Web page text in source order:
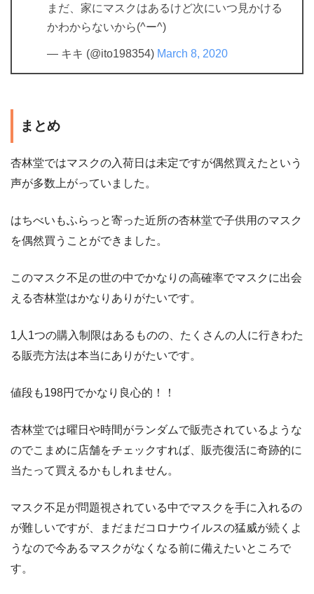
まだ、家にマスクはあるけど次にいつ見かける
かわからないから(^ー^)
— キキ (@ito198354) March 8, 2020
まとめ
杏林堂ではマスクの入荷日は未定ですが偶然買えたという
声が多数上がっていました。
はちべいもふらっと寄った近所の杏林堂で子供用のマスク
を偶然買うことができました。
このマスク不足の世の中でかなりの高確率でマスクに出会
える杏林堂はかなりありがたいです。
1人1つの購入制限はあるものの、たくさんの人に行きわた
る販売方法は本当にありがたいです。
値段も198円でかなり良心的！！
杏林堂では曜日や時間がランダムで販売されているような
のでこまめに店舗をチェックすれば、販売復活に奇跡的に
当たって買えるかもしれません。
マスク不足が問題視されている中でマスクを手に入れるの
が難しいですが、まだまだコロナウイルスの猛威が続くよ
うなので今あるマスクがなくなる前に備えたいところで
す。